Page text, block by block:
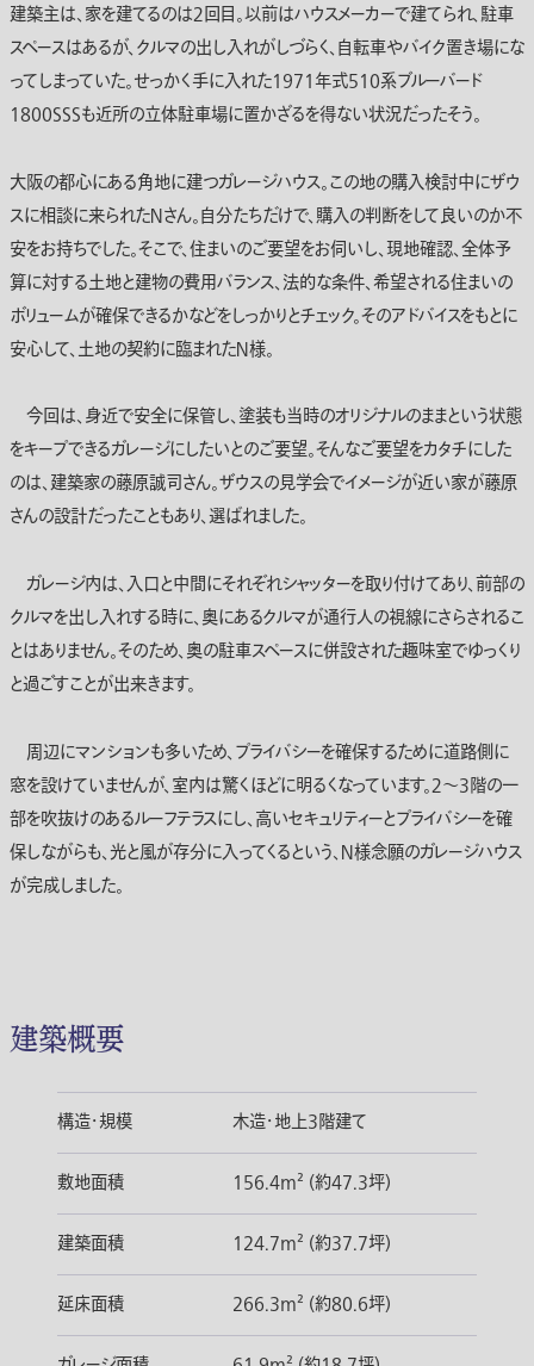
建築主は、家を建てるのは２回目。以前はハウスメーカーで建てられ、駐車
スペースはあるが、クルマの出し入れがしづらく、自転車やバイク置き場にな
ってしまっていた。せっかく手に入れた1971年式510系ブルーバード
1800SSSも近所の立体駐車場に置かざるを得ない状況だったそう。
大阪の都心にある角地に建つガレージハウス。この地の購入検討中にザウ
スに相談に来られたＮさん。自分たちだけで、購入の判断をして良いのか不
安をお持ちでした。そこで、住まいのご要望をお伺いし、現地確認、全体予
算に対する土地と建物の費用バランス、法的な条件、希望される住まいの
ボリュームが確保できるかなどをしっかりとチェック。そのアドバイスをもとに
安心して、土地の契約に臨まれたＮ様。
今回は、身近で安全に保管し、塗装も当時のオリジナルのままという状態
をキープできるガレージにしたいとのご要望。そんなご要望をカタチにした
のは、建築家の藤原誠司さん。ザウスの見学会でイメージが近い家が藤原
さんの設計だったこともあり、選ばれました。
ガレージ内は、入口と中間にそれぞれシャッターを取り付けてあり、前部の
クルマを出し入れする時に、奥にあるクルマが通行人の視線にさらされるこ
とはありません。そのため、奥の駐車スペースに併設された趣味室でゆっくり
と過ごすことが出来きます。
周辺にマンションも多いため、プライバシーを確保するために道路側に
窓を設けていませんが、室内は驚くほどに明るくなっています。２〜３階の一
部を吹抜けのあるルーフテラスにし、高いセキュリティーとプライバシーを確
保しながらも、光と風が存分に入ってくるという、Ｎ様念願のガレージハウス
が完成しました。
建築概要
構造・規模 木造・地上3階建て
敷地面積 156.4m² (約47.3坪)
建築面積 124.7m² (約37.7坪)
延床面積 266.3m² (約80.6坪)